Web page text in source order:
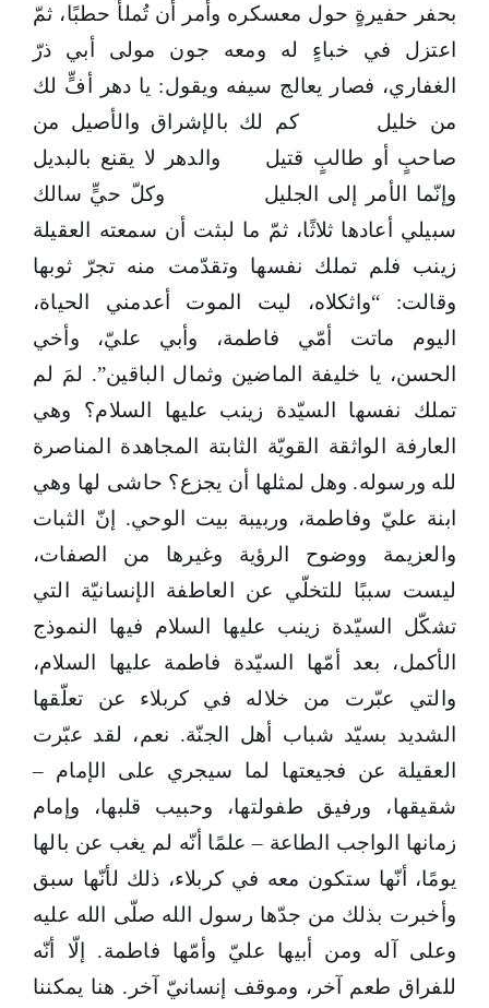
بحفر حفيرةٍ حول معسكره وأمر أن تُملأ حطبًا، ثمّ
اعتزل في خباءٍ له ومعه جون مولى أبي ذرّ
الغفاري، فصار يعالج سيفه ويقول: يا دهر أفٍّ لك
من خليل كم لك بالإشراق والأصيل من
صاحبٍ أو طالبٍ قتيل والدهر لا يقنع بالبديل
وإنّما الأمر إلى الجليل وكلّ حيٍّ سالك
سبيلي أعادها ثلاثًا، ثمّ ما لبثت أن سمعته العقيلة
زينب فلم تملك نفسها وتقدّمت منه تجرّ ثوبها
وقالت: “واثكلاه، ليت الموت أعدمني الحياة،
اليوم ماتت أمّي فاطمة، وأبي عليّ، وأخي
الحسن، يا خليفة الماضين وثمال الباقين”. لمَ لم
تملك نفسها السيّدة زينب عليها السلام؟ وهي
العارفة الواثقة القويّة الثابتة المجاهدة المناصرة
لله ورسوله. وهل لمثلها أن يجزع؟ حاشى لها وهي
ابنة عليّ وفاطمة، وربيبة بيت الوحي. إنّ الثبات
والعزيمة ووضوح الرؤية وغيرها من الصفات،
ليست سببًا للتخلّي عن العاطفة الإنسانيّة التي
تشكّل السيّدة زينب عليها السلام فيها النموذج
الأكمل، بعد أمّها السيّدة فاطمة عليها السلام،
والتي عبّرت من خلاله في كربلاء عن تعلّقها
الشديد بسيّد شباب أهل الجنّة. نعم، لقد عبّرت
العقيلة عن فجيعتها لما سيجري على الإمام –
شقيقها، ورفيق طفولتها، وحبيب قلبها، وإمام
زمانها الواجب الطاعة – علمًا أنّه لم يغب عن بالها
يومًا، أنّها ستكون معه في كربلاء، ذلك لأنّها سبق
وأخبرت بذلك من جدّها رسول الله صلّى الله عليه
وعلى آله ومن أبيها عليّ وأمّها فاطمة. إلّا أنّه
للفراق طعم آخر، وموقف إنسانيّ آخر. هنا يمكننا